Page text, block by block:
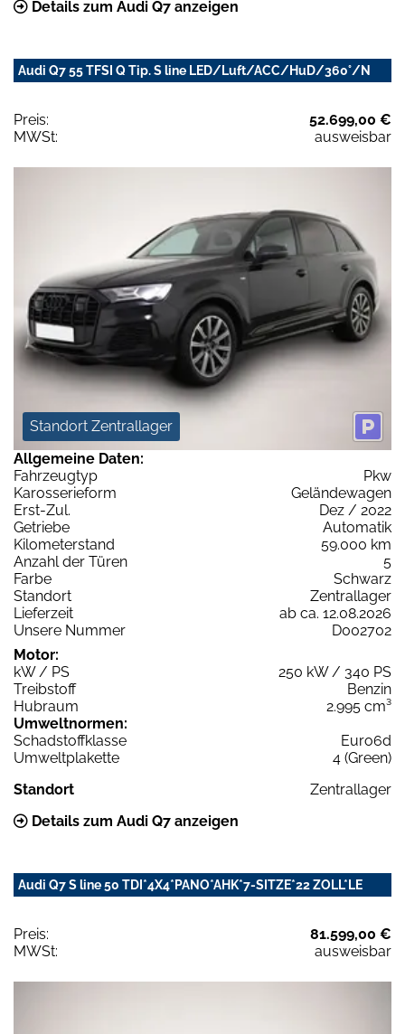
Details zum Audi Q7 anzeigen
Audi Q7 55 TFSI Q Tip. S line LED/Luft/ACC/HuD/360°/N
Preis:
52.699,00 €
MWSt:
ausweisbar
Standort Zentrallager
Allgemeine Daten:
Fahrzeugtyp
Pkw
Karosserieform
Geländewagen
Erst-Zul.
Dez / 2022
Getriebe
Automatik
Kilometerstand
59.000 km
Anzahl der Türen
5
Farbe
Schwarz
Standort
Zentrallager
Lieferzeit
ab ca. 12.08.2026
Unsere Nummer
D002702
Motor:
kW / PS
250 kW / 340 PS
Treibstoff
Benzin
Hubraum
2.995 cm³
Umweltnormen:
Schadstoffklasse
Euro6d
Umweltplakette
4 (Green)
Standort
Zentrallager
Details zum Audi Q7 anzeigen
Audi Q7 S line 50 TDI*4X4*PANO*AHK*7-SITZE*22 ZOLL*LE
Preis:
81.599,00 €
MWSt:
ausweisbar